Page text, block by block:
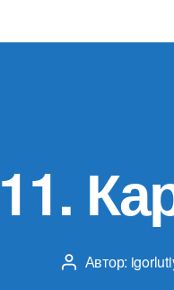
Автор
Автор: